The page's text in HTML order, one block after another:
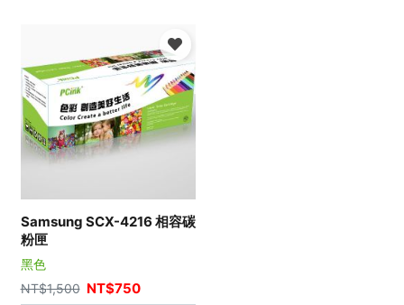
Samsung SCX-4216 相容碳
粉匣
黑色
NT$1,500 NT$750